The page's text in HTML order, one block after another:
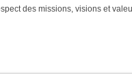
des missions, visions et